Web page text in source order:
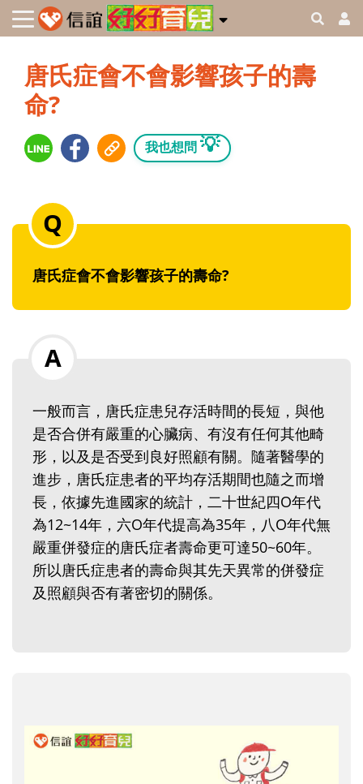
唐氏症會不會影響孩子的壽
命?
我也想問 💡
唐氏症會不會影響孩子的壽命?
一般而言，唐氏症患兒存活時間的長短，與他
是否合併有嚴重的心臟病、有沒有任何其他畸
形，以及是否受到良好照顧有關。隨著醫學的
進步，唐氏症患者的平均存活期間也隨之而增
長，依據先進國家的統計，二十世紀四O年代
為12~14年，六O年代提高為35年，八O年代無
嚴重併發症的唐氏症者壽命更可達50~60年。
所以唐氏症患者的壽命與其先天異常的併發症
及照顧與否有著密切的關係。